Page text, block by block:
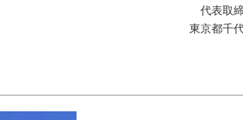
代表取
東京都千